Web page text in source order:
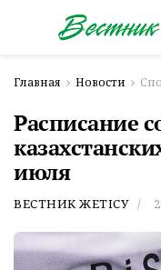
Главная Новости
Расписание
июля
ВЕСТНИК ЖЕТІСУ